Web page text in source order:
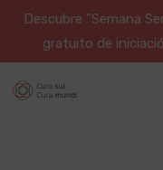
Descubre "Semana
gratuito de